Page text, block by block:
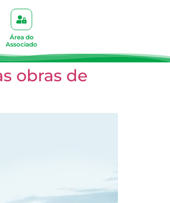
Área do
Associado
obras de